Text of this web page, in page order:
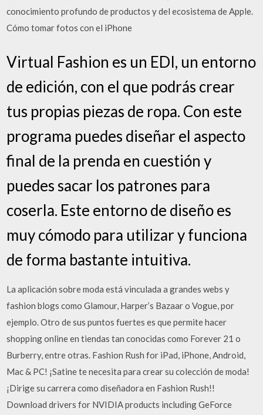
conocimiento profundo de productos y del ecosistema de Apple.
Cómo tomar fotos con el iPhone
Virtual Fashion es un EDI, un entorno
de edición, con el que podrás crear
tus propias piezas de ropa. Con este
programa puedes diseñar el aspecto
final de la prenda en cuestión y
puedes sacar los patrones para
coserla. Este entorno de diseño es
muy cómodo para utilizar y funciona
de forma bastante intuitiva.
La aplicación sobre moda está vinculada a grandes webs y
fashion blogs como Glamour, Harper’s Bazaar o Vogue, por
ejemplo. Otro de sus puntos fuertes es que permite hacer
shopping online en tiendas tan conocidas como Forever 21 o
Burberry, entre otras. Fashion Rush for iPad, iPhone, Android,
Mac & PC! ¡Satine te necesita para crear su colección de moda!
¡Dirige su carrera como diseñadora en Fashion Rush!!
Download drivers for NVIDIA products including GeForce